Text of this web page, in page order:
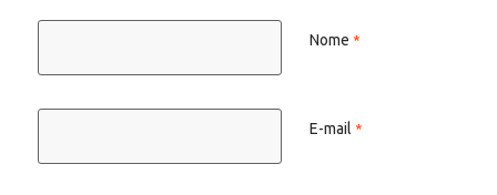
Nome *
E-mail *